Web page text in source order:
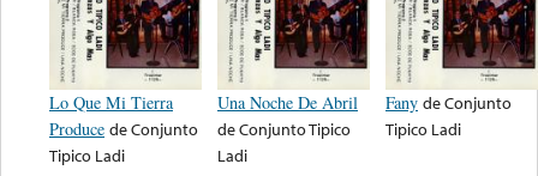
Lo Que Mi Tierra
Produce deConjunto
Tipico Ladi
Una Noche De Abril
deConjunto Tipico
Ladi
Fany deConjunto
Tipico Ladi